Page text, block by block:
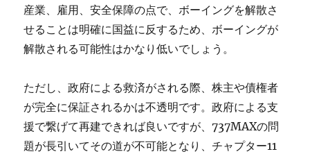
産業、雇用、安全保障の点で、ボーイングを解散さ
せることは明確に国益に反するため、ボーイングが
解散される可能性はかなり低いでしょう。
ただし、政府による救済がされる際、株主や債権者
が完全に保証されるかは不透明です。政府による支
援で繋げて再建できれば良いですが、737MAXの問
題が長引いてその道が不可能となり、チャプター11